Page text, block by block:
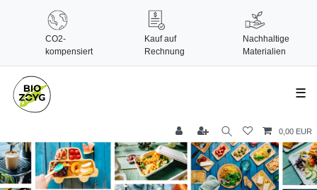
CO2-
kompensiert
Kauf auf
Rechnung
Nachhaltige
Materialien
☰
0,00 EUR